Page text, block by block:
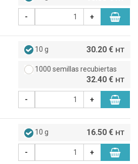
- +
10 g 30.20 € HT
1000 semillas recubiertas
32.40 € HT
- +
10 g 16.50 € HT
- +